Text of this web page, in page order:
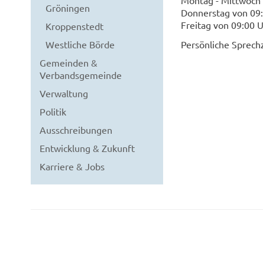
Gröningen
Kroppenstedt
Westliche Börde
Gemeinden &
Verbandsgemeinde
Verwaltung
Politik
Ausschreibungen
Entwicklung & Zukunft
Karriere & Jobs
Donnerstag von
Freitag von 09:00
Persönliche